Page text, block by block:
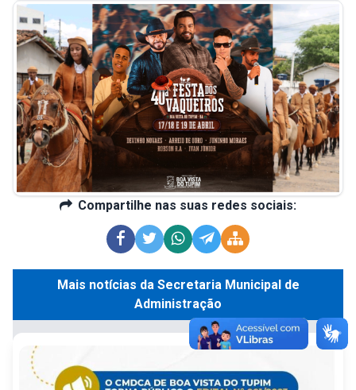
Compartilhe nas suas redes sociais:
Mais notícias da Secretaria Municipal de
Administração